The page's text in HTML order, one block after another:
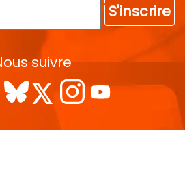
S'inscrire
suivre